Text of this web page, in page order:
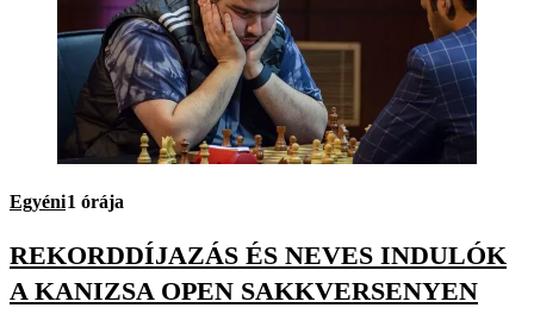
Egyéni1 órája
REKORDDÍJAZÁS ÉS NEVES INDULÓK
A KANIZSA OPEN SAKKVERSENYEN